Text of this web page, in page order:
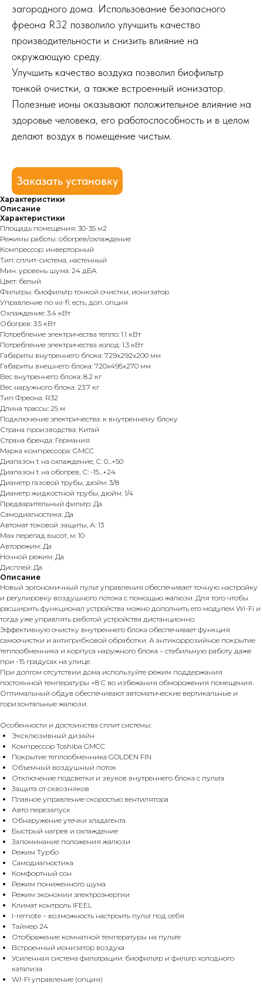
загородного дома. Использование безопасного
фреона R32 позволило улучшить качество
производительности и снизить влияние на
окружающую среду.
Улучшить качество воздуха позволил биофильтр
тонкой очистки, а также встроенный ионизатор.
Полезные ионы оказывают положительное влияние на
здоровье человека, его работоспособность и в целом
делают воздух в помещение чистым.
Заказать установку
Характеристики
Описание
Характеристики
Площадь помещения: 30-35 м2
Режимы работы: обогрев/охлаждение
Компрессор: инверторный
Тип: сплит-система, настенный
Мин. уровень шума: 24 дБА
Цвет: белый
Фильтры: биофильтр тонкой очистки, ионизатор
Управление по wi-fi: есть, доп. опция
Охлаждение: 3.4 кВт
Обогрев: 3.5 кВт
Потребление электричества тепло: 1.1 кВт
Потребление электричества холод: 1.3 кВт
Габариты внутреннего блока: 729x292x200 мм
Габариты внешнего блока: 720x495x270 мм
Вес внутреннего блока: 8.2 кг
Вес наружного блока: 23.7 кг
Тип Фреона: R32
Длина трассы: 25 м
Подключение электричества: к внутреннему блоку
Страна производства: Китай
Страна бренда: Германия
Марка компрессора: GMCC
Диапазон t на охлаждение, С: 0...+50
Диапазон t на обогрев, С: -15...+24
Диаметр газовой трубы, дюйм: 3/8
Диаметр жидкостной трубы, дюйм: 1/4
Предварительный фильтр: Да
Самодиагностика: Да
Автомат токовой защиты, А: 13
Max перепад высот, м: 10
Авторежим: Да
Ночной режим: Да
Дисплей: Да
Описание
Новый эргономичный пульт управления обеспечивает точную настройку
и регулировку воздушного потока с помощью жалюзи. Для того чтобы
расширить функционал устройства можно дополнить его модулем Wi-Fi и
тогда уже управлять работой устройства дистанционно.
Эффективную очистку внутреннего блока обеспечивает функция
самоочистки и антигрибковой обработки. А антикоррозийное покрытие
теплообменника и корпуса наружного блока – стабильную работу даже
при -15 градусах на улице.
При долгом отсутствии дома используйте режим поддержания
постоянной температуры +8 C во избежания обморожения помещения.
Оптимальный обдув обеспечивают автоматические вертикальные и
горизонтальные жалюзи.
Особенности и достоинства сплит системы:
Эксклюзивный дизайн
Компрессор Toshiba GMCC
Покрытие теплообменника GOLDEN FIN
Объемный воздушный поток
Отключение подсветки и звуков внутреннего блока с пульта
Защита от сквозняков
Плавное управление скоростью вентилятора
Авто перезапуск
Обнаружение утечки хладагента
Быстрый нагрев и охлаждение
Запоминание положения жалюзи
Режим Турбо
Самодиагностика
Комфортный сон
Режим пониженного шума
Режим экономии электроэнергии
Климат контроль IFEEL
I-remote – возможность настроить пульт под себя
Таймер 24
Отображение комнатной температуры на пульте
Встроенный ионизатор воздуха
Усиленная система фильтрации: биофильтр и фильтр холодного
катализа
WI-FI управление (опция)